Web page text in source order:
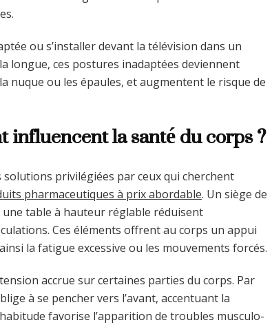
ou s’installer devant la télévision dans un
longue, ces postures inadaptées deviennent
nuque ou les épaules, et augmentent le risque de
influencent la santé du corps ?
privilégiées par ceux qui cherchent
pharmaceutiques à prix abordable. Un siège de
table à hauteur réglable réduisent
Ces éléments offrent au corps un appui
la fatigue excessive ou les mouvements forcés.
accrue sur certaines parties du corps. Par
à se pencher vers l’avant, accentuant la
favorise l’apparition de troubles musculo-